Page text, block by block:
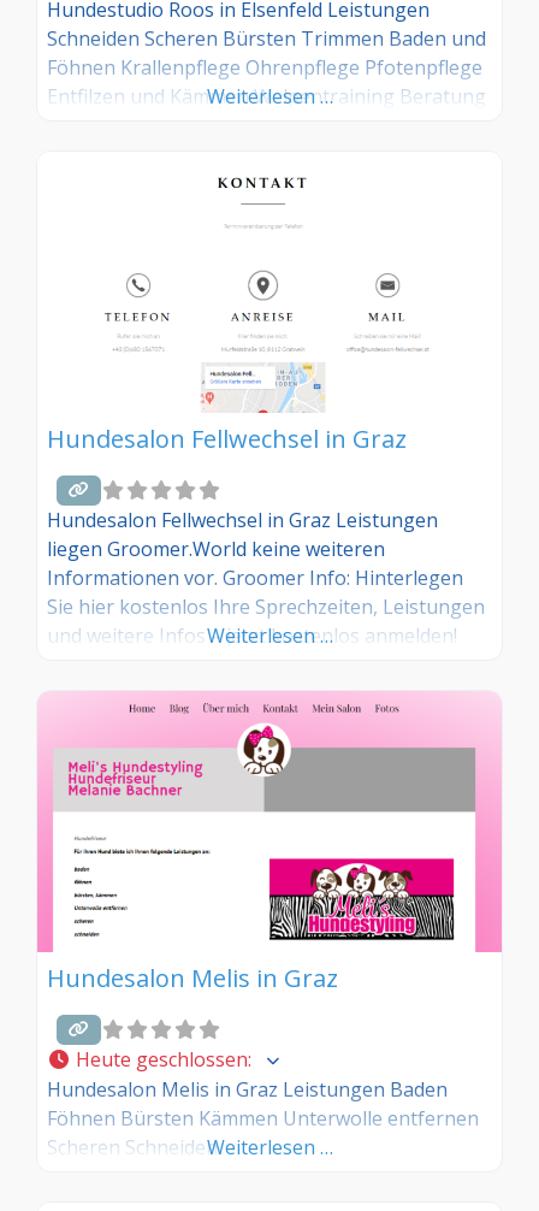
Hundestudio Roos in Elsenfeld Leistungen
Schneiden Scheren Bürsten Trimmen Baden und
Föhnen Krallenpflege Ohrenpflege Pfotenpflege
Entfilzen und Kämmen Welpentraining Beratung
Weiterlesen …
Hundesalon Fellwechsel in Graz
Hundesalon Fellwechsel in Graz Leistungen
liegen Groomer.World keine weiteren
Informationen vor. Groomer Info: Hinterlegen
Sie hier kostenlos Ihre Sprechzeiten, Leistungen
und weitere Infos – jetzt kostenlos anmelden!
Sie Ihre Erfahrungen über die
Kommentarfunktion unten mit anderen
Hundebesitzer/innen!
Weiterlesen …
Hundesalon Melis in Graz
Heute geschlossen:
Hundesalon Melis in Graz Leistungen Baden
Föhnen Bürsten Kämmen Unterwolle entfernen
Scheren SchneidenWeiterlesen …